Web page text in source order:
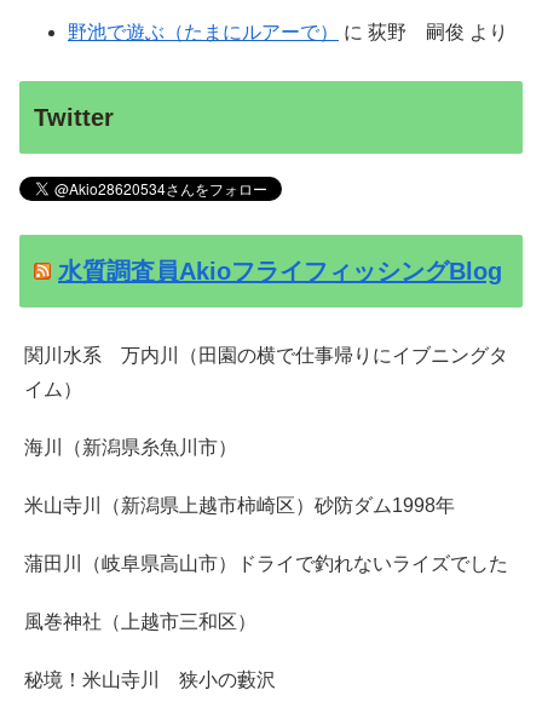
野池で遊ぶ（たまにルアーで） に 荻野 嗣俊 より
Twitter
水質調査員AkioフライフィッシングBlog
関川水系 万内川（田園の横で仕事帰りにイブニングタ
イム）
海川（新潟県糸魚川市）
米山寺川（新潟県上越市柿崎区）砂防ダム1998年
蒲田川（岐阜県高山市）ドライで釣れないライズでした
風巻神社（上越市三和区）
秘境！米山寺川 狭小の藪沢